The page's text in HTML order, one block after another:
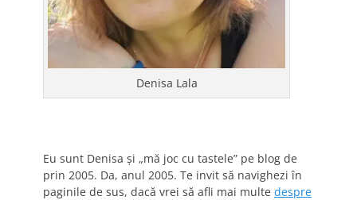
Denisa Lala
Eu sunt Denisa și „mă joc cu tastele” pe blog de
prin 2005. Da, anul 2005. Te invit să navighezi în
paginile de sus, dacă vrei să afli mai multe despre